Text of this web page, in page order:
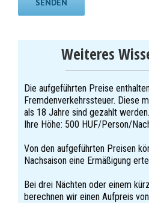
Weiteres
Die aufgeführten Preise
Fremdenverkehrssteuer. Diese
als 18 Jahre sind gezahlt werden.
Ihre Höhe: 500 HUF/Person/
Von den aufgeführten Preisen
Nachsaison eine Ermäßigung
Bei drei Nächten oder einem
berechnen wir einen Aufpreis